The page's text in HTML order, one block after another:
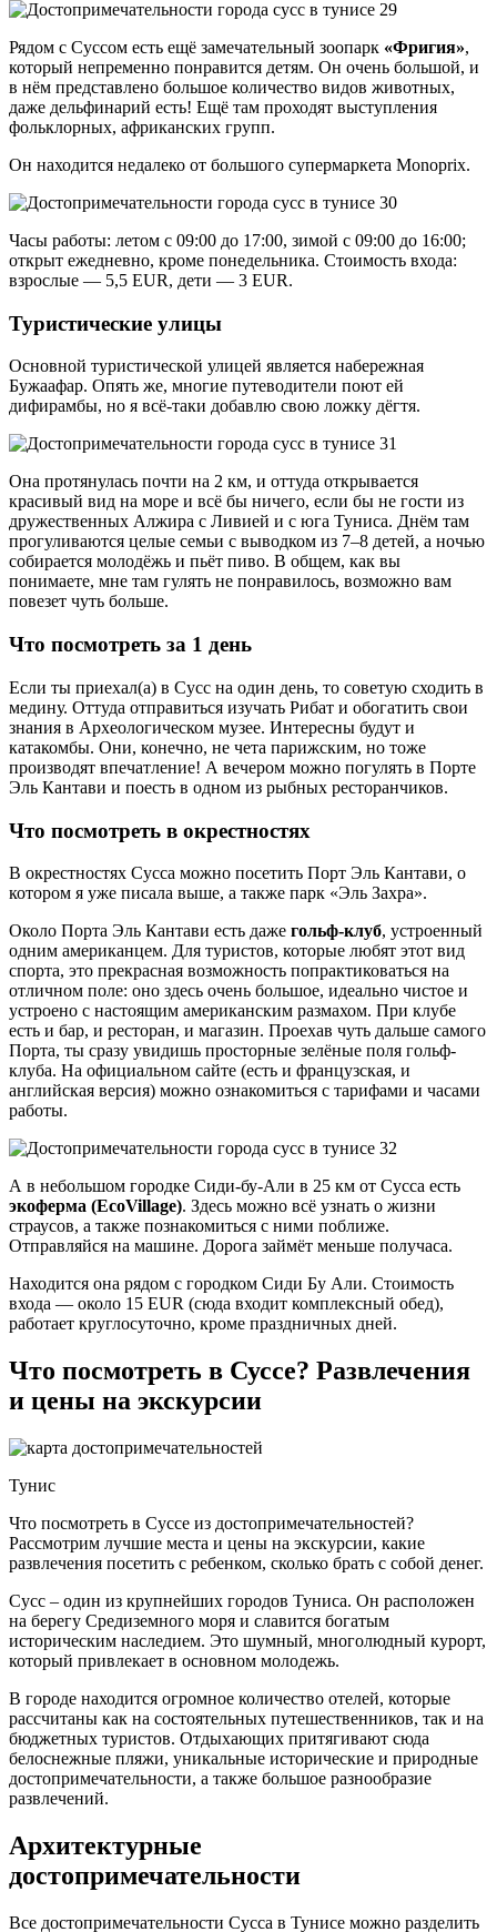
Рядом с Суссом есть ещё замечательный зоопарк «Фригия»,
который непременно понравится детям. Он очень большой, и
в нём представлено большое количество видов животных,
даже дельфинарий есть! Ещё там проходят выступления
фольклорных, африканских групп.
Он находится недалеко от большого супермаркета Monoprix.
Часы работы: летом с 09:00 до 17:00, зимой с 09:00 до 16:00;
открыт ежедневно, кроме понедельника. Стоимость входа:
взрослые — 5,5 EUR, дети — 3 EUR.
Туристические улицы
Основной туристической улицей является набережная
Бужаафар. Опять же, многие путеводители поют ей
дифирамбы, но я всё-таки добавлю свою ложку дёгтя.
Она протянулась почти на 2 км, и оттуда открывается
красивый вид на море и всё бы ничего, если бы не гости из
дружественных Алжира с Ливией и с юга Туниса. Днём там
прогуливаются целые семьи с выводком из 7–8 детей, а ночью
собирается молодёжь и пьёт пиво. В общем, как вы
понимаете, мне там гулять не понравилось, возможно вам
повезет чуть больше.
Что посмотреть за 1 день
Если ты приехал(а) в Сусс на один день, то советую сходить в
медину. Оттуда отправиться изучать Рибат и обогатить свои
знания в Археологическом музее. Интересны будут и
катакомбы. Они, конечно, не чета парижским, но тоже
производят впечатление! А вечером можно погулять в Порте
Эль Кантави и поесть в одном из рыбных ресторанчиков.
Что посмотреть в окрестностях
В окрестностях Сусса можно посетить Порт Эль Кантави, о
котором я уже писала выше, а также парк «Эль Захра».
Около Порта Эль Кантави есть даже гольф-клуб, устроенный
одним американцем. Для туристов, которые любят этот вид
спорта, это прекрасная возможность попрактиковаться на
отличном поле: оно здесь очень большое, идеально чистое и
устроено с настоящим американским размахом. При клубе
есть и бар, и ресторан, и магазин. Проехав чуть дальше самого
Порта, ты сразу увидишь просторные зелёные поля гольф-
клуба. На официальном сайте (есть и французская, и
английская версия) можно ознакомиться с тарифами и часами
работы.
А в небольшом городке Сиди-бу-Али в 25 км от Сусса есть
экоферма (EcoVillage). Здесь можно всё узнать о жизни
страусов, а также познакомиться с ними поближе.
Отправляйся на машине. Дорога займёт меньше получаса.
Находится она рядом с городком Сиди Бу Али. Стоимость
входа — около 15 EUR (сюда входит комплексный обед),
работает круглосуточно, кроме праздничных дней.
Что посмотреть в Суссе? Развлечения
и цены на экскурсии
Тунис
Что посмотреть в Суссе из достопримечательностей?
Рассмотрим лучшие места и цены на экскурсии, какие
развлечения посетить с ребенком, сколько брать с собой денег.
Сусс – один из крупнейших городов Туниса. Он расположен
на берегу Средиземного моря и славится богатым
историческим наследием. Это шумный, многолюдный курорт,
который привлекает в основном молодежь.
В городе находится огромное количество отелей, которые
рассчитаны как на состоятельных путешественников, так и на
бюджетных туристов. Отдыхающих притягивают сюда
белоснежные пляжи, уникальные исторические и природные
достопримечательности, а также большое разнообразие
развлечений.
Архитектурные
достопримечательности
Все достопримечательности Сусса в Тунисе можно разделить